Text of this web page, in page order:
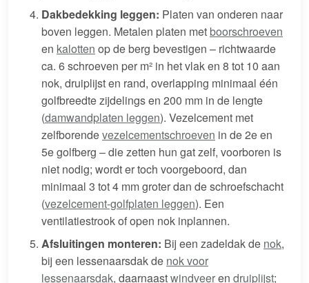
Dakbedekking leggen: Platen van onderen naar
boven leggen. Metalen platen met boorschroeven
en kalotten op de berg bevestigen – richtwaarde
ca. 6 schroeven per m² in het vlak en 8 tot 10 aan
nok, druiplijst en rand, overlapping minimaal één
golfbreedte zijdelings en 200 mm in de lengte
(damwandplaten leggen). Vezelcement met
zelfborendevezelcementschroeven in de 2e en
5e golfberg – die zetten hun gat zelf, voorboren is
niet nodig; wordt er toch voorgeboord, dan
minimaal 3 tot 4 mm groter dan de schroefschacht
(vezelcement-golfplaten leggen). Een
ventilatiestrook of open nok inplannen.
Afsluitingen monteren: Bij een zadeldak de nok,
bij een lessenaarsdak de nok voor
lessenaarsdak, daarnaastwindveeren druiplijst;